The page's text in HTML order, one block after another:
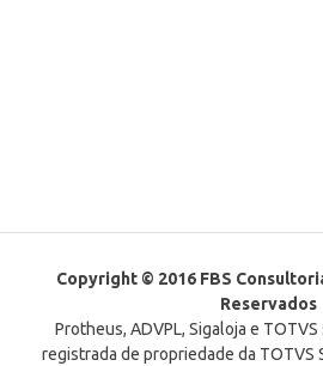
Copyright © 2016 FBS
Reservados
Protheus, ADVPL, Sigaloja e
registrada de propriedade da TOTVS